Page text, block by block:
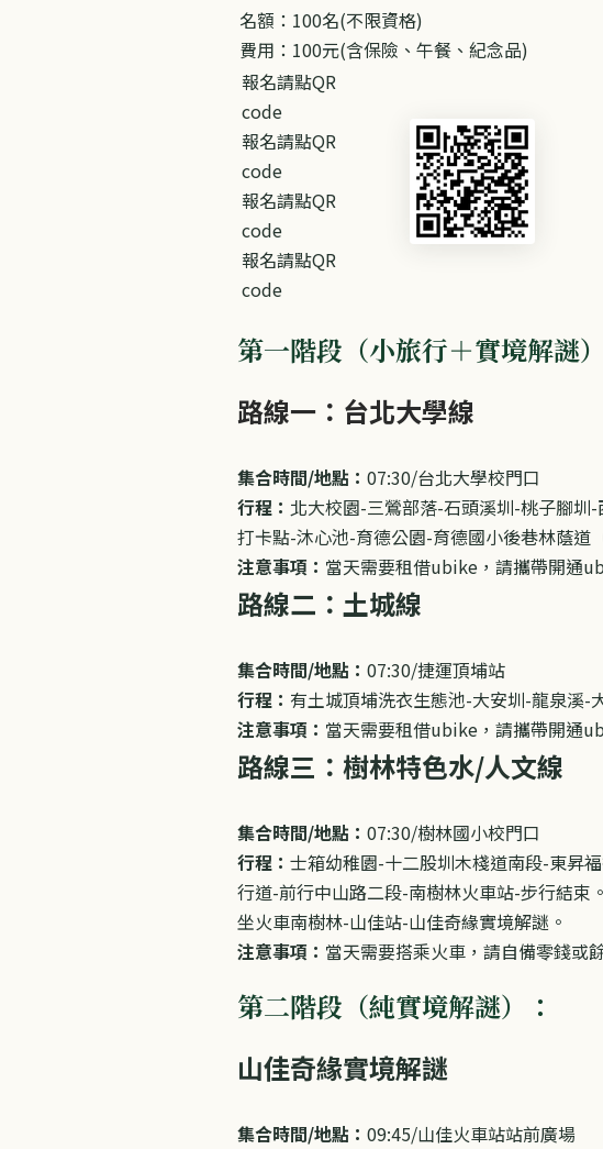
名額：100名(不限資格)
​費用：100元(含保險、午餐、紀念品)
報名請點QR
code
報名請點QR
code
報名請點QR
code
報名請點QR
code
第一階段（小旅行＋實境解謎
路線一：​台北大學線
​集合時間/地點： 07:30/台北大學校門口
行程： 北大校園-三鶯部落-石頭溪圳-桃子腳
打卡點-沐心池-育德公園-育德國小後巷林蔭道
注意事項： 當天需要租借ubike，請攜帶開通
路線二：土城​線
集合時間/地點： 07:30/捷運頂埔站
行程： 有土城頂埔洗衣生態池-大安圳-龍泉溪-
注意事項： 當天需要租借ubike，請攜帶開通
路線三：樹林特色水/人文線
集合時間/地點： 07:30/樹林國小校門口
行程： 士箱幼稚園-十二股圳木棧道南段-東昇
行道-前行中山路二段-南樹林火車站-步行結束。
坐火車南樹林-山佳站-山佳奇緣實境解謎 。
注意事項： 當天需要搭乘火車，請自備零錢或
第二階段（純實境解謎）：
​山佳奇緣實境解謎
集合時間/地點： 09:45/山佳火車站站前廣場